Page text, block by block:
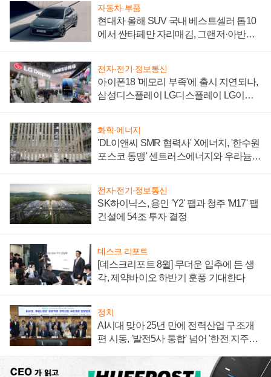
자동차·부품
현대차 올해 SUV 국내 베스트셀러 톱10
에서 싼타페만 자리매김, 그랜저·아반떼
전자·전기·정보통신
아이폰18 '메모리 부족'에 출시 지연되나,
삼성디스플레이 LG디스플레이 LG이노
화학·에너지
'DL이앤씨 SMR 협력사' X에너지, '한수원
포스코 동맹' 센트러스에너지와 우라늄
전자·전기·정보통신
SK하이닉스, 용인 'Y2' 팹과 청주 'M17' 팹
건설에 54조 투자 결정
데스크 리포트
[데스크리포트 8월] 무더운 입추에 든 생
각, 제약바이오 하반기 훈풍 기대한다
정치
AI시대 맞아 25년 만에 전력산업 구조개
편 시동, '발전5사 통합' 넘어 '한전 지주사'